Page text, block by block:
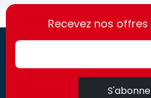
https://france-
access.fr
https://france-
access.fr
Recevez nos